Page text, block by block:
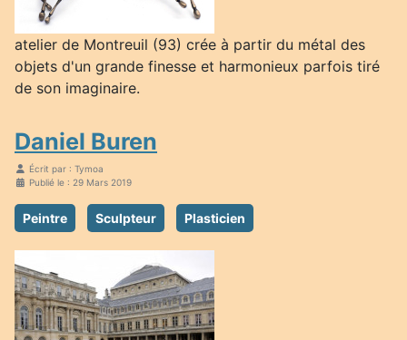
atelier de Montreuil (93) crée à partir du métal des
objets d'un grande finesse et harmonieux parfois tiré
de son imaginaire.
Daniel Buren
Écrit par : Tymoa
Publié le : 29 Mars 2019
Peintre Sculpteur Plasticien